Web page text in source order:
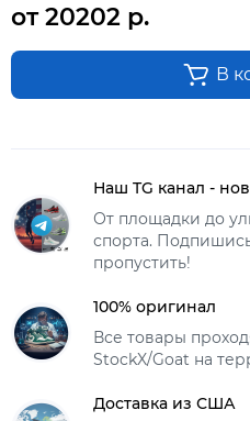
от 20202 р.
В
Наш TG канал -
От площадки до
спорта.
пропустить!
100% оригинал
Все товары
StockX/Goat на
Доставка из США